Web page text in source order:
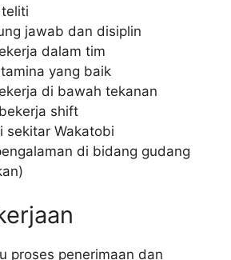
jawab dan disiplin
dalam tim
yang baik
di bawah tekanan
shift
sekitar Wakatobi
di bidang gudang
proses penerimaan dan